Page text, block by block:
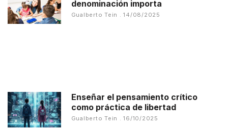
denominación importa
Gualberto Tein 14/08/2025
Enseñar el pensamiento crítico
como práctica de libertad
Gualberto Tein 16/10/2025